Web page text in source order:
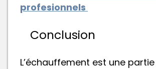
profesionnels
Conclusion
L’échauffement est une partie